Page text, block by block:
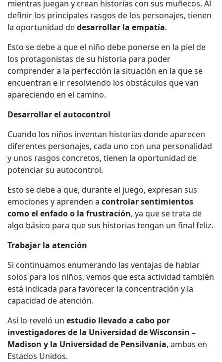
mientras juegan y crean historias con sus muñecos. Al
definir los principales rasgos de los personajes, tienen
la oportunidad dedesarrollar la empatía.
Esto se debe a que el niño debe ponerse en la piel de
los protagonistas de su historia para poder
comprender a la perfección la situación en la que se
encuentran e ir resolviendo los obstáculos que van
apareciendo en el camino.
Desarrollar el autocontrol
Cuando los niños inventan historias donde aparecen
diferentes personajes, cada uno con una personalidad
y unos rasgos concretos, tienen la oportunidad de
potenciar su autocontrol.
Esto se debe a que, durante el juego, expresan sus
emociones y aprenden a controlar sentimientos
como el enfado o la frustración, ya que se trata de
algo básico para que sus historias tengan un final feliz.
Trabajar la atención
Si continuamos enumerando las ventajas de hablar
solos para los niños, vemos que esta actividad también
está indicada para favorecer la concentración y la
capacidad de atención.
Así lo reveló un estudio llevado a cabo por
investigadores de la Universidad de Wisconsin –
Madison y la Universidad de Pensilvania, ambas en
Estados Unidos.